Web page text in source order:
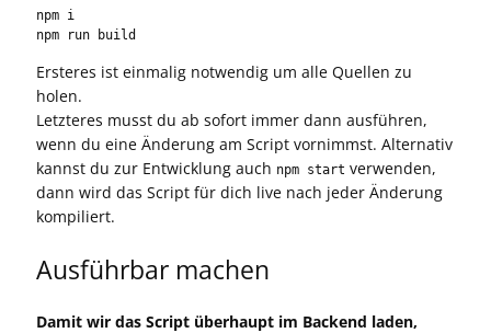
npm i
npm run build
Ersteres ist einmalig notwendig um alle Quellen zu
holen.
Letzteres musst du ab sofort immer dann ausführen,
wenn du eine Änderung am Script vornimmst. Alternativ
kannst du zur Entwicklung auch npm start verwenden,
dann wird das Script für dich live nach jeder Änderung
kompiliert.
Ausführbar machen
Damit wir das Script überhaupt im Backend laden,